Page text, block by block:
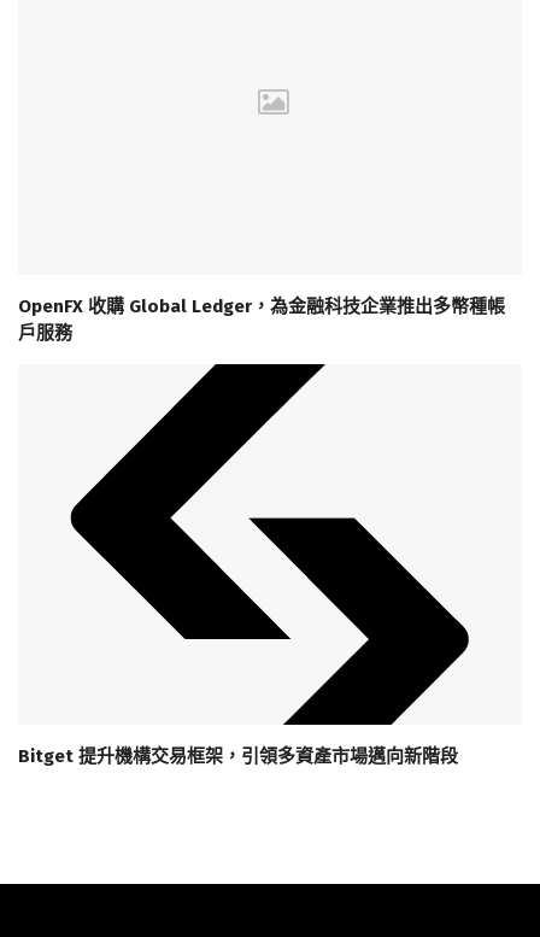
OpenFX 收購 Global Ledger，為金融科技企業推出多幣種帳
戶服務
Bitget 提升機構交易框架，引領多資產市場邁向新階段